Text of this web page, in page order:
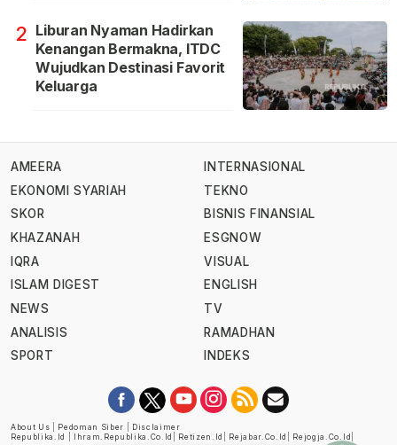
2 Liburan Nyaman Hadirkan
Kenangan Bermakna, ITDC
Wujudkan Destinasi Favorit
Keluarga
AMEERA
EKONOMI SYARIAH
SKOR
KHAZANAH
IQRA
ISLAM DIGEST
NEWS
ANALISIS
SPORT
INTERNASIONAL
TEKNO
BISNIS FINANSIAL
ESGNOW
VISUAL
ENGLISH
TV
RAMADHAN
INDEKS
About Us Pedoman Siber
Disclaimer
Republika.id
Ihram.republika.co.id Retizen.id Rejabar.co.id Rejogja.co.id